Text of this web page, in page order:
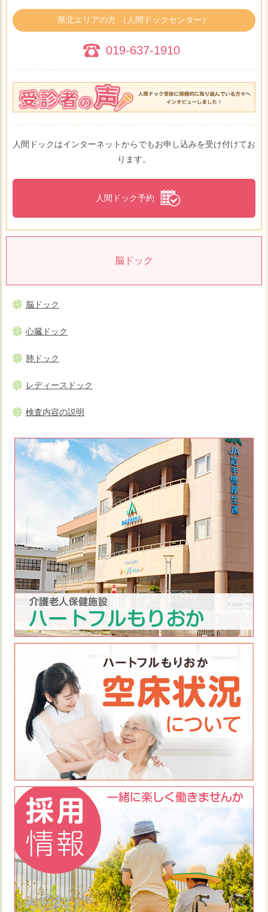
県北エリアの方 （人間ドックセンター）
019-637-1910
人間ドックはインターネットからでもお申し込みを受け付けてお
ります。
人間ドック予約
脳ドック
脳ドック
心臓ドック
肺ドック
レディースドック
検査内容の説明